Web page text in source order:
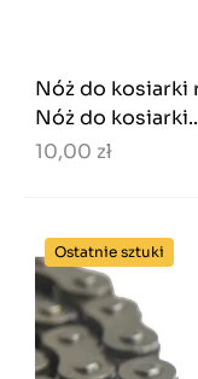
Nóż do kosiarki
Nóż do
10,00 zł
Ostatnie sztuki